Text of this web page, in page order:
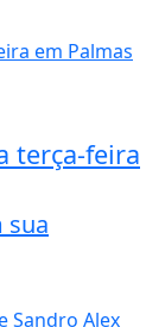
terça-feira
sua